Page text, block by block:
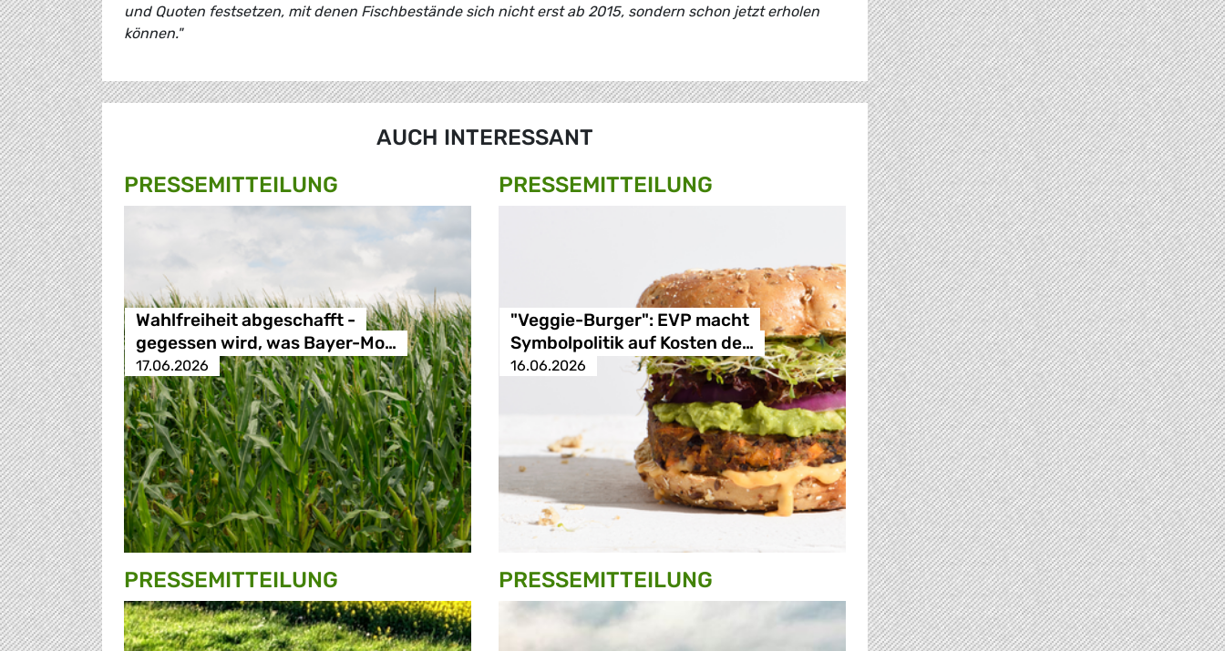
und Quoten festsetzen, mit denen Fischbestände sich nicht erst ab 2015, sondern schon jetzt erholen
können."
AUCH INTERESSANT
PRESSE­MITTEILUNG
Wahlfreiheit abgeschafft -
gegessen wird, was Bayer-Mo…
17.06.2026
PRESSE­MITTEILUNG
"Veggie-Burger": EVP macht
Symbolpolitik auf Kosten de…
16.06.2026
PRESSE­MITTEILUNG PRESSE­MITTEILUNG